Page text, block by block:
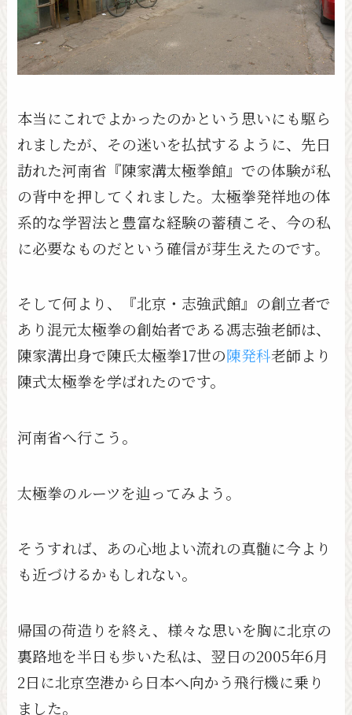
本当にこれでよかったのかという思いにも駆ら
れましたが、その迷いを払拭するように、先日
訪れた河南省『陳家溝太極拳館』での体験が私
の背中を押してくれました。太極拳発祥地の体
系的な学習法と豊富な経験の蓄積こそ、今の私
に必要なものだという確信が芽生えたのです。
そして何より、『北京・志強武館』の創立者で
あり混元太極拳の創始者である馮志強老師は、
陳家溝出身で陳氏太極拳17世の陳発科老師より
陳式太極拳を学ばれたのです。
河南省へ行こう。
太極拳のルーツを辿ってみよう。
そうすれば、あの心地よい流れの真髄に今より
も近づけるかもしれない。
帰国の荷造りを終え、様々な思いを胸に北京の
裏路地を半日も歩いた私は、翌日の2005年6月
2日に北京空港から日本へ向かう飛行機に乗り
ました。